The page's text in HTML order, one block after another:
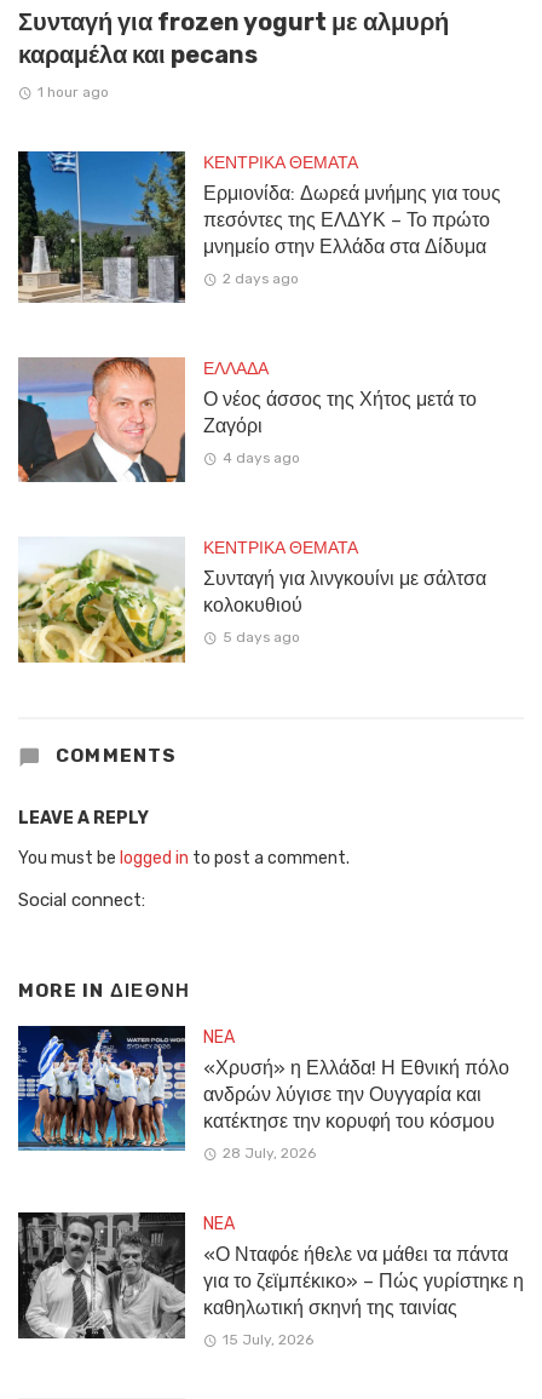
Συνταγή για frozen yogurt με αλμυρή
καραμέλα και pecans
1 hour ago
ΚΕΝΤΡΙΚΑ ΘΕΜΑΤΑ
Ερμιονίδα: Δωρεά μνήμης για τους
πεσόντες της ΕΛΔΥΚ – Το πρώτο
μνημείο στην Ελλάδα στα Δίδυμα
2 days ago
ΕΛΛΑΔΑ
Ο νέος άσσος της Χήτος μετά το
Ζαγόρι
4 days ago
ΚΕΝΤΡΙΚΑ ΘΕΜΑΤΑ
Συνταγή για λινγκουίνι με σάλτσα
κολοκυθιού
5 days ago
COMMENTS
LEAVE A REPLY
You must be logged in to post a comment.
Social connect:
MORE IN ΔΙΕΘΝΗ
NEA
«Χρυσή» η Ελλάδα! Η Εθνική πόλο
ανδρών λύγισε την Ουγγαρία και
κατέκτησε την κορυφή του κόσμου
28 July, 2026
NEA
«Ο Νταφόε ήθελε να μάθει τα πάντα
για το ζεϊμπέκικο» – Πώς γυρίστηκε η
καθηλωτική σκηνή της ταινίας
15 July, 2026